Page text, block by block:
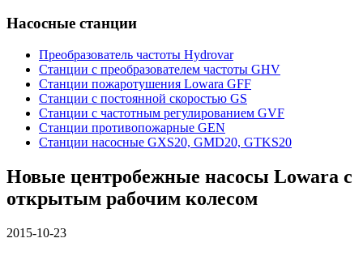
Насосные станции
Преобразователь частоты Hydrovar
Станции с преобразователем частоты GHV
Станции пожаротушения Lowara GFF
Станции с постоянной скоростью GS
Станции с частотным регулированием GVF
Станции противопожарные GEN
Станции насосные GXS20, GMD20, GTKS20
Новые центробежные насосы Lowara с
открытым рабочим колесом
2015-10-23